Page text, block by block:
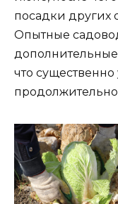
посадки других
Опытные
что